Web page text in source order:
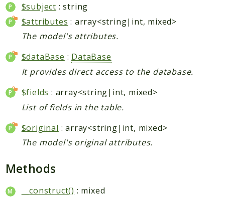
Indices
Files
$subject : string
$attributes : array<string|int, mixed>
The model's attributes.
$dataBase : DataBase
It provides direct access to the database.
$fields : array<string|int, mixed>
List of fields in the table.
$original : array<string|int, mixed>
The model's original attributes.
Methods
__construct() : mixed